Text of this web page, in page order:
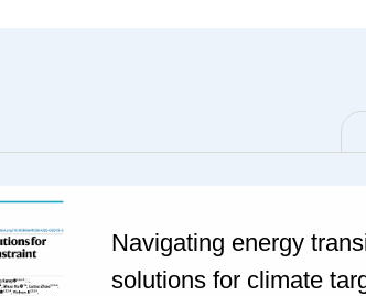
Navigating energy
solutions for climate